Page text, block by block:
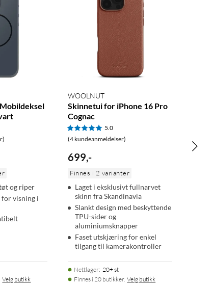
og riper
visning i
Velg butikk
WOOLNUT
Skinnetui for iPhone 16 Pro
Cognac
5.0
(4 kundeanmeldelser)
699,-
Finnes i 2 varianter
Laget i eksklusivt fullnarvet
skinn fra Skandinavia
Slankt design med beskyttende
TPU-sider og
aluminiumsknapper
Faset utskjæring for enkel
tilgang til kamerakontroller
Nettlager: 20+ st
Finnes i 20 butikker. Velg butikk